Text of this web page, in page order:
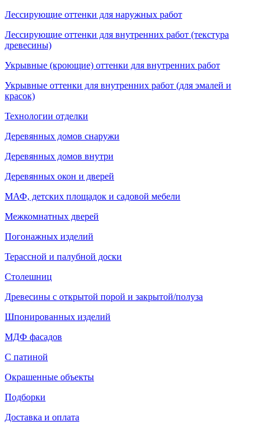
Лессирующие оттенки для наружных работ
Лессирующие оттенки для внутренних работ (текстура
древесины)
Укрывные (кроющие) оттенки для внутренних работ
Укрывные оттенки для внутренних работ (для эмалей и
красок)
Технологии отделки
Деревянных домов снаружи
Деревянных домов внутри
Деревянных окон и дверей
МАФ, детских площадок и садовой мебели
Межкомнатных дверей
Погонажных изделий
Терассной и палубной доски
Столешниц
Древесины с открытой порой и закрытой/полуза
Шпонированных изделий
МДФ фасадов
С патиной
Окрашенные объекты
Подборки
Доставка и оплата